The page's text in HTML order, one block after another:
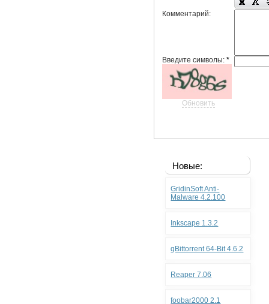
Комментарий:
Введите символы:*
Обновить
Новые:
GridinSoft Anti-
Malware 4.2.100
Inkscape 1.3.2
qBittorrent 64-Bit 4.6.2
Reaper 7.06
foobar2000 2.1